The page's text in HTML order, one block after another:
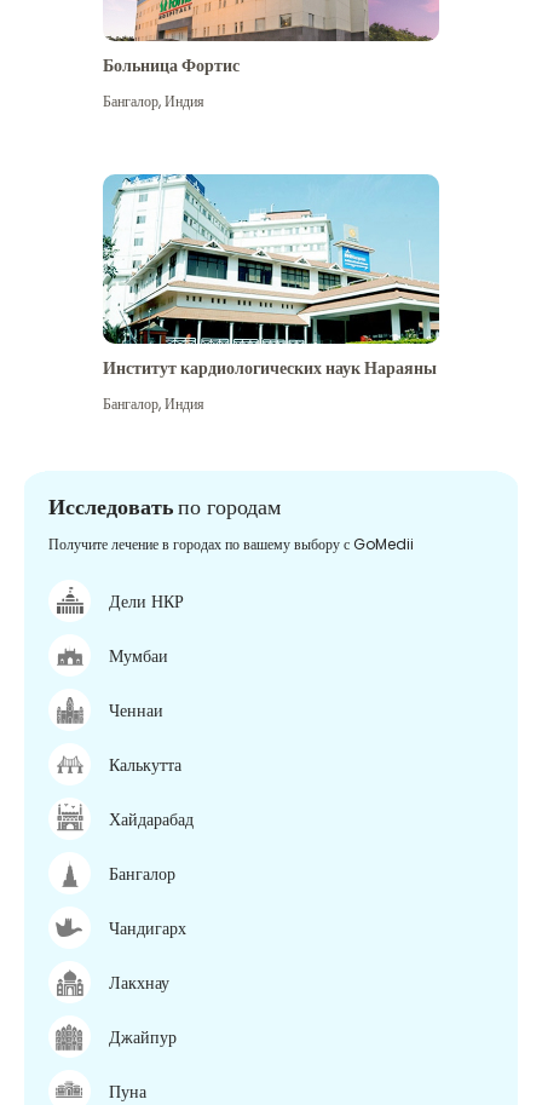
Больница Фортис
Бангалор,Индия
Институт кардиологических наук Нараяны
Бангалор,Индия
Исследоватьпо городам
Получите лечение в городах по вашему выбору с GoMedii
Дели НКР
Мумбаи
Ченнаи
Калькутта
Хайдарабад
Бангалор
Чандигарх
Лакхнау
Джайпур
Пуна